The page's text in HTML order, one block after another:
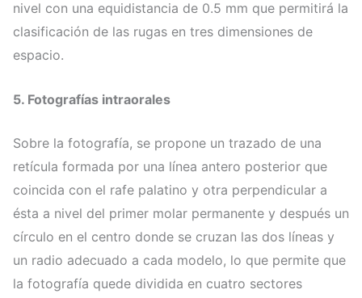
nivel con una equidistancia de 0.5 mm que permitirá la
clasificación de las rugas en tres dimensiones de
espacio.
5. Fotografías intraorales
Sobre la fotografía, se propone un trazado de una
retícula formada por una línea antero posterior que
coincida con el rafe palatino y otra perpendicular a
ésta a nivel del primer molar permanente y después un
círculo en el centro donde se cruzan las dos líneas y
un radio adecuado a cada modelo, lo que permite que
la fotografía quede dividida en cuatro sectores